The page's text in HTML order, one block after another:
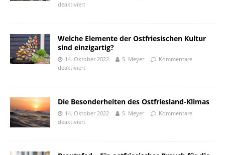
deaktiviert
Welche Elemente der Ostfriesischen Kultur
sind einzigartig?
14. Oktober 2022 S. Meyer
Kommentare
deaktiviert
Die Besonderheiten des Ostfriesland-Klimas
14. Oktober 2022 S. Meyer
Kommentare
deaktiviert